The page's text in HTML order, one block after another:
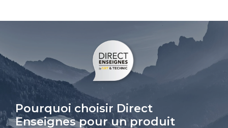
Pourquoi choisir Direct
Enseignes pour un produit